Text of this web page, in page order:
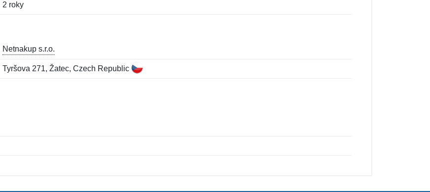
2 roky
Netnakup s.r.o.
Tyršova 271, Žatec, Czech Republic